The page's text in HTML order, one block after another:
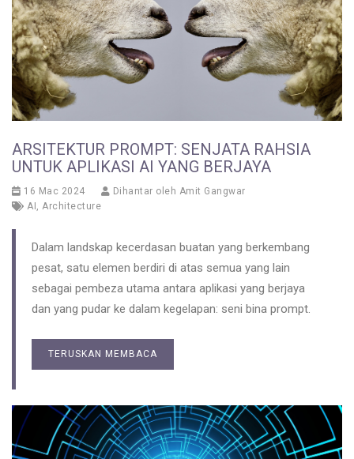
ARSITEKTUR PROMPT: SENJATA RAHSIA
UNTUK APLIKASI AI YANG BERJAYA
16 Mac 2024 Dihantar oleh Amit Gangwar
AI , Architecture
Dalam landskap kecerdasan buatan yang berkembang
pesat, satu elemen berdiri di atas semua yang lain
sebagai pembeza utama antara aplikasi yang berjaya
dan yang pudar ke dalam kegelapan: seni bina prompt.
TERUSKAN MEMBACA